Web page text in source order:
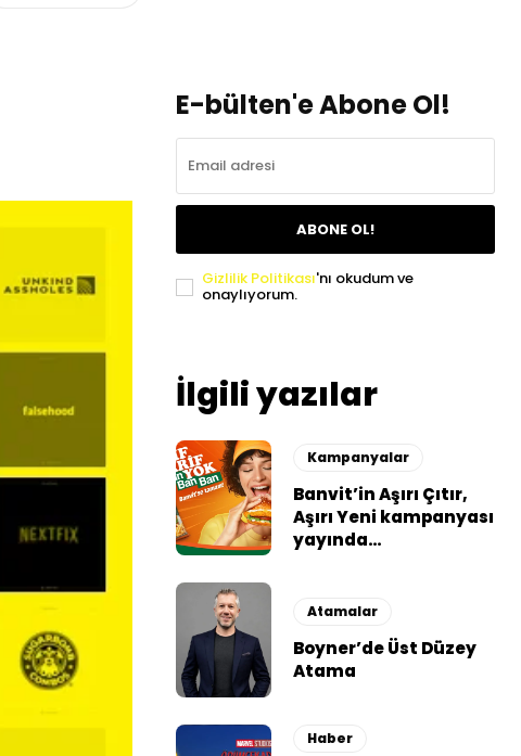
E-bülten'e Abone Ol!
ABONE OL!
Gizlilik Politikası'nı okudum ve
onaylıyorum.
İlgili yazılar
Kampanyalar
Banvit’in Aşırı Çıtır,
Aşırı Yeni kampanyası
yayında…
Atamalar
Boyner’de Üst Düzey
Atama
Haber